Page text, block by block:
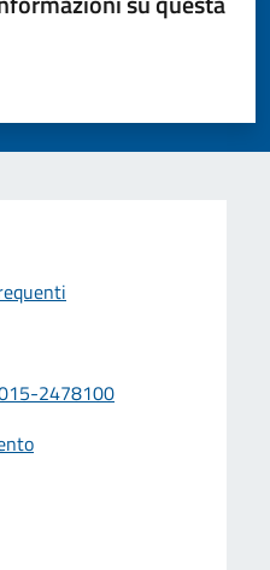
su 5
2478100